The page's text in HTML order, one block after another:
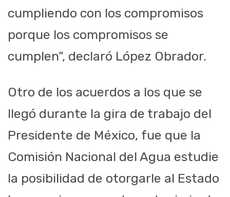
cumpliendo con los compromisos
porque los compromisos se
cumplen”, declaró López Obrador.
Otro de los acuerdos a los que se
llegó durante la gira de trabajo del
Presidente de México, fue que la
Comisión Nacional del Agua estudie
la posibilidad de otorgarle al Estado